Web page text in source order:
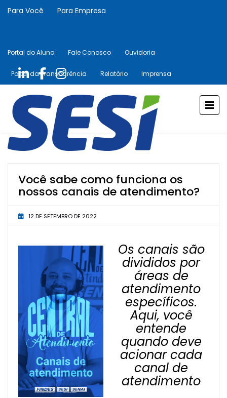
Para Você Para Empresa
Portal do Aluno Fale Conosco Ouvidoria
Portal da Transparência Relatório Imprensa
Você sabe como funciona os
nossos canais de atendimento?
12 DE SETEMBRO DE 2022
Os canais são
divididos por
áreas de
atendimento
específicos.
Aqui, você
entende
quando deve
acionar cada
canal de
atendimento